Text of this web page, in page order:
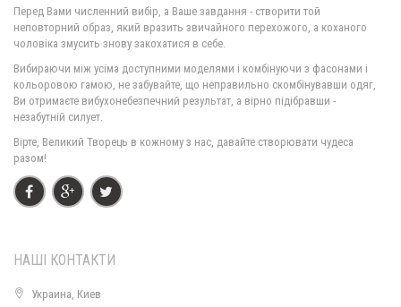
1070.00грн.
Перед Вами численний вибір, а Ваше завдання - створити той
неповторний образ, який вразить звичайного перехожого, а коханого
чоловіка змусить знову закохатися в себе.
Вибираючи між усіма доступними моделями і комбінуючи з фасонами і
кольоровою гамою, не забувайте, що неправильно скомбінувавши одяг,
Ви отримаєте вибухонебезпечний результат, а вірно підібравши -
незабутній силует.
Вірте, Великий Творець в кожному з нас, давайте створювати чудеса
разом!
НАШІ КОНТАКТИ
Украина, Киев